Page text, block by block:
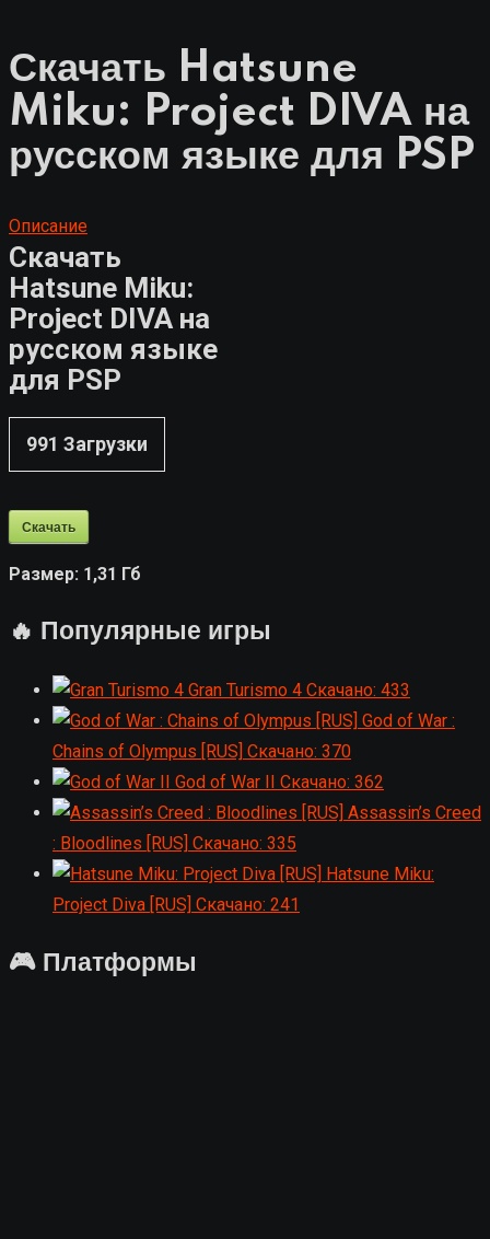
Скачать Hatsune
Miku: Project DIVA на
русском языке для PSP
Описание
Скачать
Hatsune Miku:
Project DIVA на
русском языке
для PSP
991 Загрузки
Скачать
Размер: 1,31 Гб
🔥 Популярные игры
Gran Turismo 4 Скачано: 433
God of War :
Chains of Olympus [RUS] Скачано: 370
God of War II Скачано: 362
Assassin’s Creed
: Bloodlines [RUS] Скачано: 335
Hatsune Miku:
Project Diva [RUS] Скачано: 241
🎮 Платформы